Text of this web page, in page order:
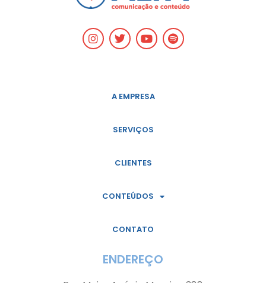
A EMPRESA
SERVIÇOS
CLIENTES
CONTEÚDOS
CONTATO
ENDEREÇO